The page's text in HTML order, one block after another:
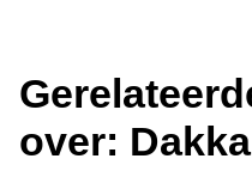
over: